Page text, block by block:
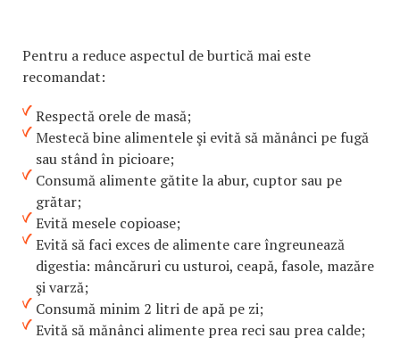
Pentru a reduce aspectul de burtică mai este
recomandat:
Respectă orele de masă;
Mestecă bine alimentele şi evită să mănânci pe fugă
sau stând în picioare;
Consumă alimente gătite la abur, cuptor sau pe
grătar;
Evită mesele copioase;
Evită să faci exces de alimente care îngreunează
digestia: mâncăruri cu usturoi, ceapă, fasole, mazăre
şi varză;
Consumă minim 2 litri de apă pe zi;
Evită să mănânci alimente prea reci sau prea calde;